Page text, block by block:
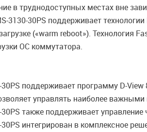
в труднодоступных местах вне
3130-30PS поддерживает
(«warm reboot»). Технология
OC коммутатора.
поддерживает программу D-
управлять наиболее
также поддерживает управление
интегрирован в комплексное